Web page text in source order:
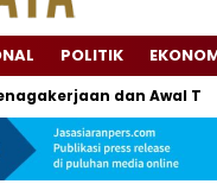
POLITIK
dan Awal